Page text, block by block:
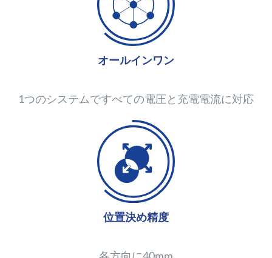
オールインワン
1つのシステムですべての電圧と充電電流に対応
位置決め精度